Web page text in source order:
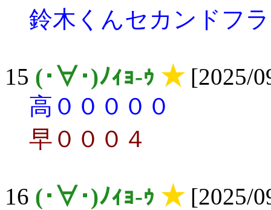
鈴木くんセカンドフ
15 (･∀･)ﾉｨｮ-ｩ ★[2025/
高０００００
早０００４
16 (･∀･)ﾉｨｮ-ｩ ★[2025/